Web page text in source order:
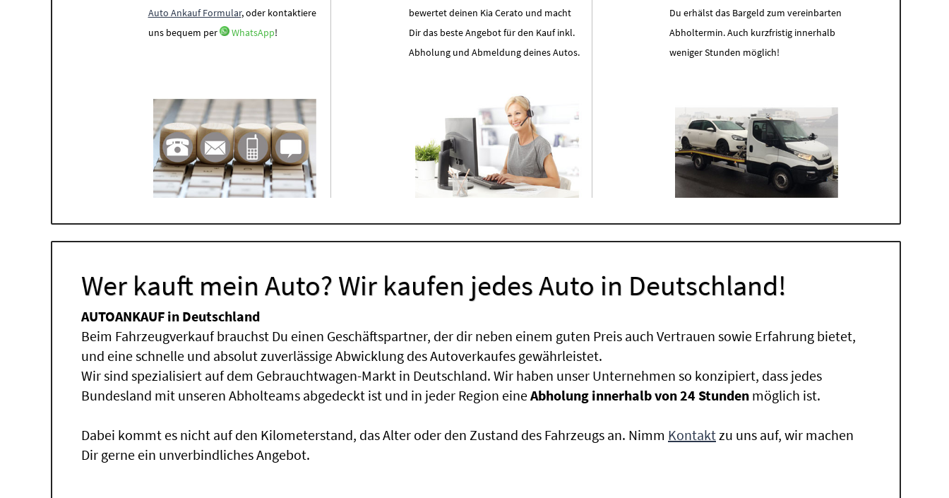
Auto Ankauf Formular, oder kontaktiere
uns bequem per
WhatsApp!
bewertet deinen Kia Cerato und macht
Dir das beste Angebot für den Kauf inkl.
Abholung und Abmeldung deines Autos.
Du erhälst das Bargeld zum vereinbarten
Abholtermin. Auch kurzfristig innerhalb
weniger Stunden möglich!
Wer kauft mein Auto? Wir kaufen jedes Auto in Deutschland!
AUTOANKAUF in Deutschland
Beim Fahrzeugverkauf brauchst Du einen Geschäftspartner, der dir neben einem guten Preis auch Vertrauen sowie Erfahrung bietet,
und eine schnelle und absolut zuverlässige Abwicklung des Autoverkaufes gewährleistet.
Wir sind spezialisiert auf dem Gebrauchtwagen-Markt in Deutschland. Wir haben unser Unternehmen so konzipiert, dass jedes
Bundesland mit unseren Abholteams abgedeckt ist und in jeder Region eineAbholung innerhalb von 24 Stunden möglich ist.
Dabei kommt es nicht auf den Kilometerstand, das Alter oder den Zustand des Fahrzeugs an. Nimm Kontaktzu uns auf, wir machen
Dir gerne ein unverbindliches Angebot.